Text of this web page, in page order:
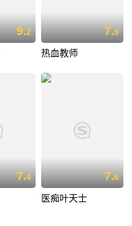
9.2 7.9
热血教师
7.4 7.6
医痴叶天士